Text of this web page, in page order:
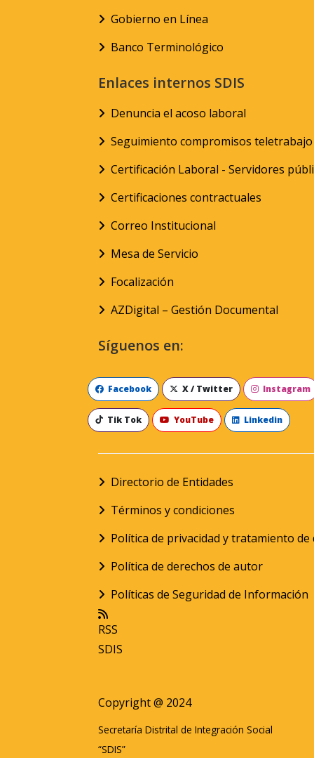
Gobierno en Línea
Banco Terminológico
Enlaces internos SDIS
Denuncia el acoso laboral
Seguimiento compromisos teletrabajo
Certificación Laboral - Servidores
Certificaciones contractuales
Correo Institucional
Mesa de Servicio
Focalización
AZDigital – Gestión Documental
Síguenos en:
Facebook X / Twitter Instagram
Tik Tok YouTube Linkedin
Directorio de Entidades
Términos y condiciones
Política de privacidad y tratamiento
Política de derechos de autor
Políticas de Seguridad de Información
RSS
SDIS
Copyright @ 2024
Secretaría Distrital de Integración Social
“SDIS”